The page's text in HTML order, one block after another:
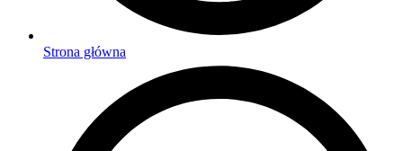
Strona główna